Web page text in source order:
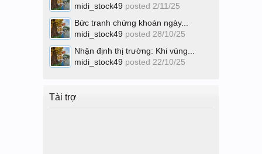
midi_stock49 posted 2/11/25
Bức tranh chứng khoán ngày...
midi_stock49 posted 28/10/25
Nhận định thị trường: Khi vùng...
midi_stock49 posted 22/10/25
Tài trợ